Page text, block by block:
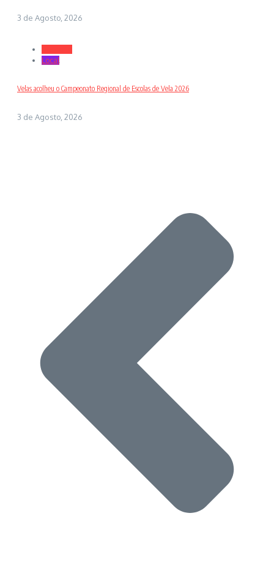
3 de Agosto, 2026
Local
Velas acolheu o Campeonato Regional de Escolas de Vela 2026
3 de Agosto, 2026